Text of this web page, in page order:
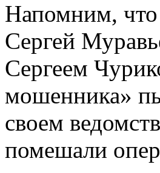
Напомним, что
Сергей
Сергеем
мошенника»
своем
помешали